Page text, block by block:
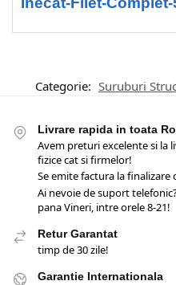
Categorie: Suruburi
Livrare rapida in toata
Avem preturi excelente si la
fizice cat si firmelor!
Se emite factura la finalizare
Ai nevoie de suport
pana Vineri, intre orele 8-21!
Retur Garantat
timp de 30 zile!
Garantie Internationala